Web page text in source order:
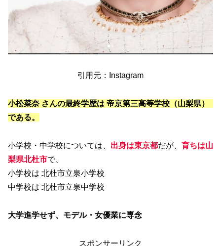
引用元：Instagram
小松菜奈 さんの最終学歴は 帝京第三高等学校（山梨県）
である。
小学校・中学校については、 出身は東京都だが、 育ちは山
梨県北杜市で、
小学校は 北杜市立泉小学校
中学校は 北杜市立泉中学校
大学進学せず、モデル・女優業に専念
スポンサーリンク